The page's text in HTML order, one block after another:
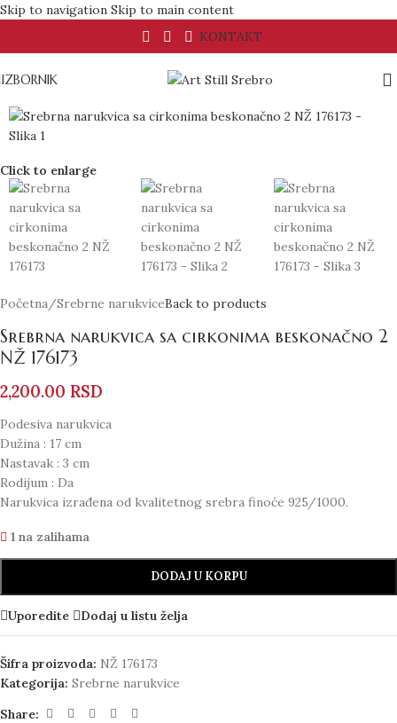
Skip to navigation Skip to main content
KONTAKT
IZBORNIK
Click to enlarge
Početna/Srebrne narukviceBack to products
Srebrna narukvica sa cirkonima beskonačno 2
NŽ 176173
2,200.00 RSD
Podesiva narukvica
Dužina : 17 cm
Nastavak : 3 cm
Rodijum : Da
Narukvica izrađena od kvalitetnog srebra finoće 925/1000.
1 na zalihama
DODAJ U KORPU
Uporedite Dodaj u listu želja
Šifra proizvoda: NŽ 176173
Kategorija: Srebrne narukvice
Share: